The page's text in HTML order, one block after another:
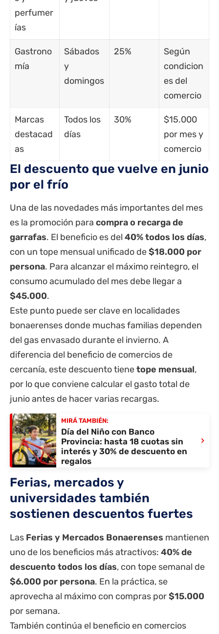
perfumer
ías
Gastrono
mía
Sábados
y
domingos
25%
Según
condicion
es del
comercio
Marcas
destacad
as
Todos los
días
30%
$15.000
por mes y
comercio
El descuento que vuelve en junio
por el frío
Una de las novedades más importantes del mes
es la promoción para compra o recarga de
garrafas. El beneficio es del 40% todos los días,
con un tope mensual unificado de$18.000 por
persona. Para alcanzar el máximo reintegro, el
consumo acumulado del mes debe llegar a
$45.000.
Este punto puede ser clave en localidades
bonaerenses donde muchas familias dependen
del gas envasado durante el invierno. A
diferencia del beneficio de comercios de
cercanía, este descuento tienetope mensual,
por lo que conviene calcular el gasto total de
junio antes de hacer varias recargas.
MIRÁ TAMBIÉN:
Día del Niño con Banco
Provincia: hasta 18 cuotas sin
interés y 30% de descuento en
regalos
›
Ferias, mercados y
universidades también
sostienen descuentos fuertes
Las Ferias y Mercados Bonaerenses mantienen
uno de los beneficios más atractivos: 40% de
descuento todos los días, con tope semanal de
$6.000 por persona. En la práctica, se
aprovecha al máximo con compras por$15.000
por semana.
También continúa el beneficio en comercios